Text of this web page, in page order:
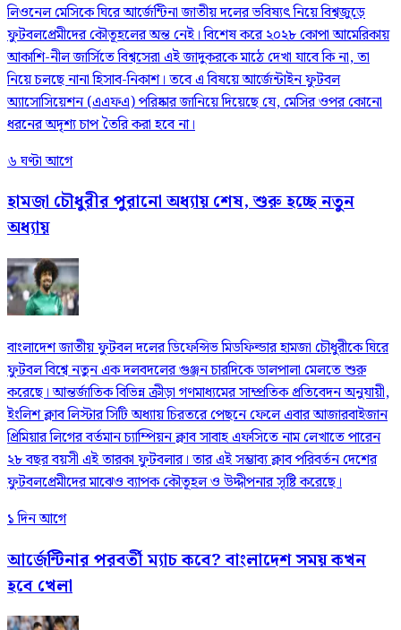
লিওনেল মেসিকে ঘিরে আর্জেন্টিনা জাতীয় দলের ভবিষ্যৎ নিয়ে বিশ্বজুড়ে
ফুটবলপ্রেমীদের কৌতূহলের অন্ত নেই। বিশেষ করে ২০২৮ কোপা আমেরিকায়
আকাশি-নীল জার্সিতে বিশ্বসেরা এই জাদুকরকে মাঠে দেখা যাবে কি না, তা
নিয়ে চলছে নানা হিসাব-নিকাশ। তবে এ বিষয়ে আর্জেন্টাইন ফুটবল
অ্যাসোসিয়েশন (এএফএ) পরিষ্কার জানিয়ে দিয়েছে যে, মেসির ওপর কোনো
ধরনের অদৃশ্য চাপ তৈরি করা হবে না।
৬ ঘণ্টা আগে
হামজা চৌধুরীর পুরানো অধ্যায় শেষ, শুরু হচ্ছে নতুন
অধ্যায়
বাংলাদেশ জাতীয় ফুটবল দলের ডিফেন্সিভ মিডফিল্ডার হামজা চৌধুরীকে ঘিরে
ফুটবল বিশ্বে নতুন এক দলবদলের গুঞ্জন চারদিকে ডালপালা মেলতে শুরু
করেছে। আন্তর্জাতিক বিভিন্ন ক্রীড়া গণমাধ্যমের সাম্প্রতিক প্রতিবেদন অনুযায়ী,
ইংলিশ ক্লাব লিস্টার সিটি অধ্যায় চিরতরে পেছনে ফেলে এবার আজারবাইজান
প্রিমিয়ার লিগের বর্তমান চ্যাম্পিয়ন ক্লাব সাবাহ এফসিতে নাম লেখাতে পারেন
২৮ বছর বয়সী এই তারকা ফুটবলার। তার এই সম্ভাব্য ক্লাব পরিবর্তন দেশের
ফুটবলপ্রেমীদের মাঝেও ব্যাপক কৌতূহল ও উদ্দীপনার সৃষ্টি করেছে।
১ দিন আগে
আর্জেন্টিনার পরবর্তী ম্যাচ কবে? বাংলাদেশ সময় কখন
হবে খেলা